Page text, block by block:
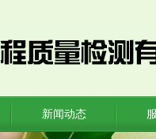
新闻动态